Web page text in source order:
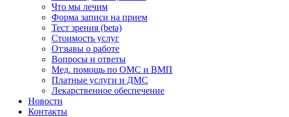
Что мы лечим
Форма записи на прием
Тест зрения (beta)
Стоимость услуг
Отзывы о работе
Вопросы и ответы
Мед. помощь по ОМС и ВМП
Платные услуги и ДМС
Лекарственное обеспечение
Новости
Контакты